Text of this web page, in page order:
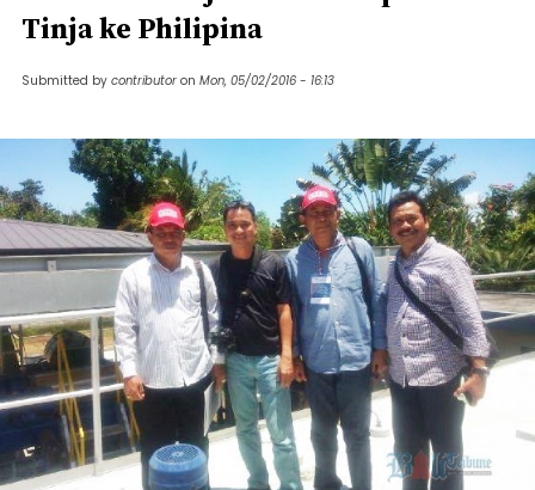
Tinja ke Philipina
Submitted by contributor on Mon, 05/02/2016 - 16:13